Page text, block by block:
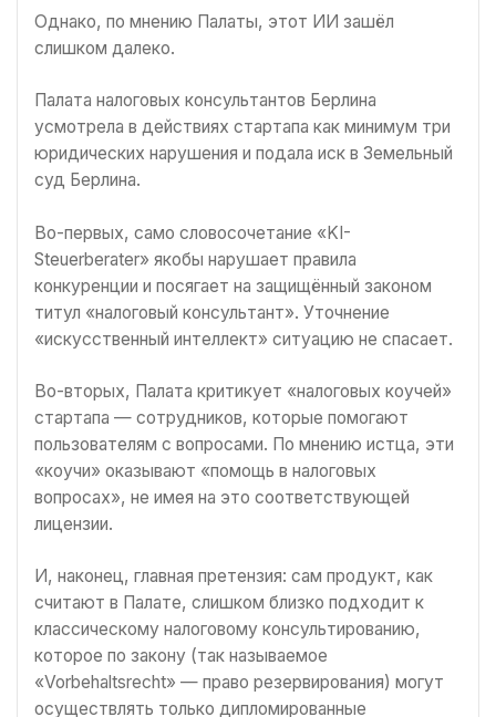
Однако, по мнению Палаты, этот ИИ зашёл
слишком далеко.
Палата налоговых консультантов Берлина
усмотрела в действиях стартапа как минимум три
юридических нарушения и подала иск в Земельный
суд Берлина.
Во-первых, само словосочетание «KI-
Steuerberater» якобы нарушает правила
конкуренции и посягает на защищённый законом
титул «налоговый консультант». Уточнение
«искусственный интеллект» ситуацию не спасает.
Во-вторых, Палата критикует «налоговых коучей»
стартапа — сотрудников, которые помогают
пользователям с вопросами. По мнению истца, эти
«коучи» оказывают «помощь в налоговых
вопросах», не имея на это соответствующей
лицензии.
И, наконец, главная претензия: сам продукт, как
считают в Палате, слишком близко подходит к
классическому налоговому консультированию,
которое по закону (так называемое
«Vorbehaltsrecht» — право резервирования) могут
осуществлять только дипломированные